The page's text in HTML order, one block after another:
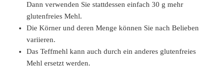
Dann verwenden Sie stattdessen einfach 30 g mehr
glutenfreies Mehl.
Die Körner und deren Menge können Sie nach Belieben
variieren.
Das Teffmehl kann auch durch ein anderes glutenfreies
Mehl ersetzt werden.